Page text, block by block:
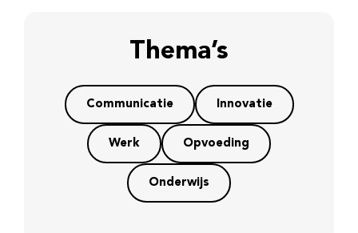
Thema’s
Communicatie Innovatie
Werk Opvoeding
Onderwijs